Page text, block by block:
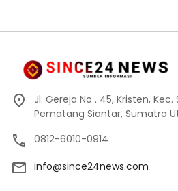
Jl. Gereja No . 45, Kristen, Kec.
Pematang Siantar, Sumatra
0812-6010-0914
info@since24news.com